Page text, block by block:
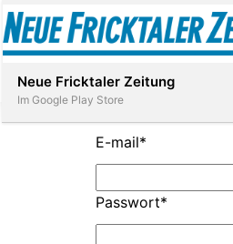
Abonnieren
E-mail*
Passwort*
Neue Fricktaler Zeitung
Im Google Play Store